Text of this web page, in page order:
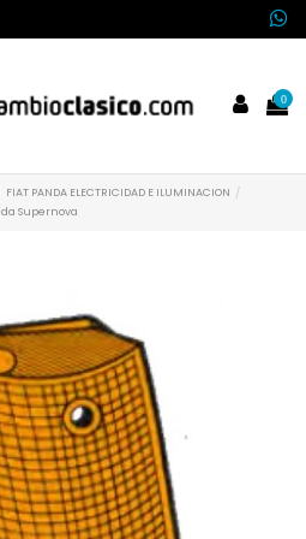
0
FIAT PANDA ELECTRICIDAD E ILUMINACION
Supernova